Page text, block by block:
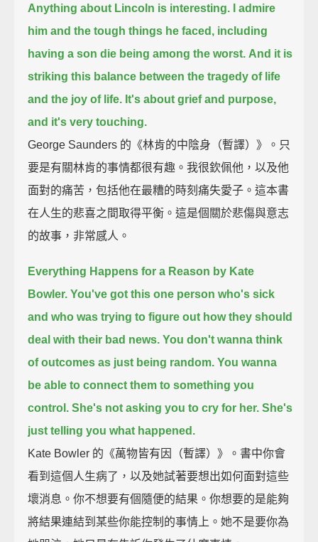
Anything about Lincoln is interesting.
I admire
him and the tough things he faced, including
having a son die being among the worst. And it is
striking this balance between the tragedy of life
and the joy of life. It's about grief and purpose,
and it's very touching.
George Saunders 的《林肯的中陰身（暫譯）》。只
要是有關林肯的事情都很有趣。我很欽佩他，以及他
面對的痛苦，包括他在最糟的時刻痛失愛子。這本書
在人生的悲喜之間取得平衡。這是個關於悲傷與意志
的故事，非常感人。
Everything Happens for a Reason by Kate
Bowler. You've got this one person who's sick
and who was trying to figure out how they should
deal with their bad news. You don't wanna think
of outcomes as just being random. You wanna
be able to connect them to something you
control. She's not asking you to cry for her. She's
just telling you what happened.
Kate Bowler 的《萬物皆有因（暫譯）》。書中你會
看到這個人生病了，以及她試著要想出如何面對這些
壞消息。你不想要有個隨便的結果。你想要的是能夠
將結果連結到某些你能控制的事情上。她不是要你為